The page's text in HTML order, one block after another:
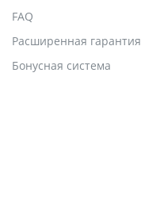
FAQ
Расширенная гарантия
Бонусная система